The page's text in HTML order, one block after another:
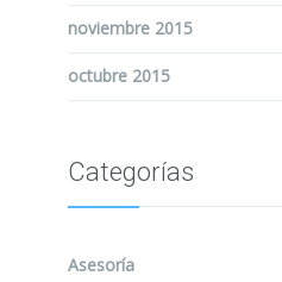
noviembre 2015
octubre 2015
Categorías
Asesoría